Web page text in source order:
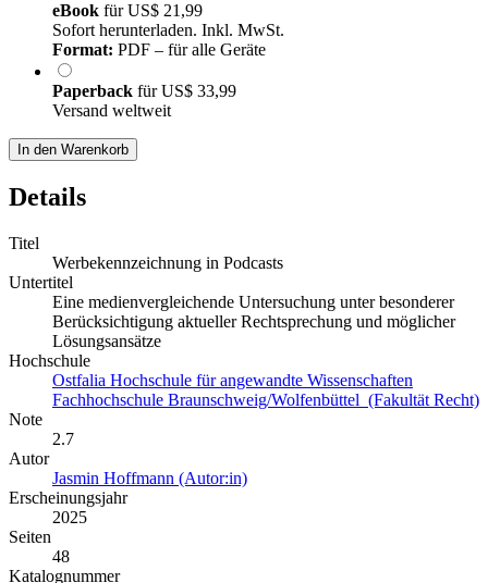
eBook fürUS$ 21,99
Sofort herunterladen. Inkl. MwSt.
Format: PDF – für alle Geräte
Paperback fürUS$ 33,99
Versand weltweit
In den Warenkorb
Details
Titel
Werbekennzeichnung in Podcasts
Untertitel
Eine medienvergleichende Untersuchung unter besonderer
Berücksichtigung aktueller Rechtsprechung und möglicher
Lösungsansätze
Hochschule
Ostfalia Hochschule für angewandte Wissenschaften
Fachhochschule Braunschweig/Wolfenbüttel (Fakultät Recht)
Note
2.7
Autor
Jasmin Hoffmann (Autor:in)
Erscheinungsjahr
2025
Seiten
48
Katalognummer